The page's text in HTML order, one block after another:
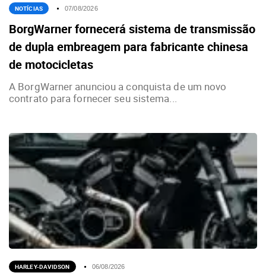
NOTÍCIAS 07/08/2026
BorgWarner fornecerá sistema de transmissão
de dupla embreagem para fabricante chinesa
de motocicletas
A BorgWarner anunciou a conquista de um novo
contrato para fornecer seu sistema...
HARLEY-DAVIDSON 06/08/2026